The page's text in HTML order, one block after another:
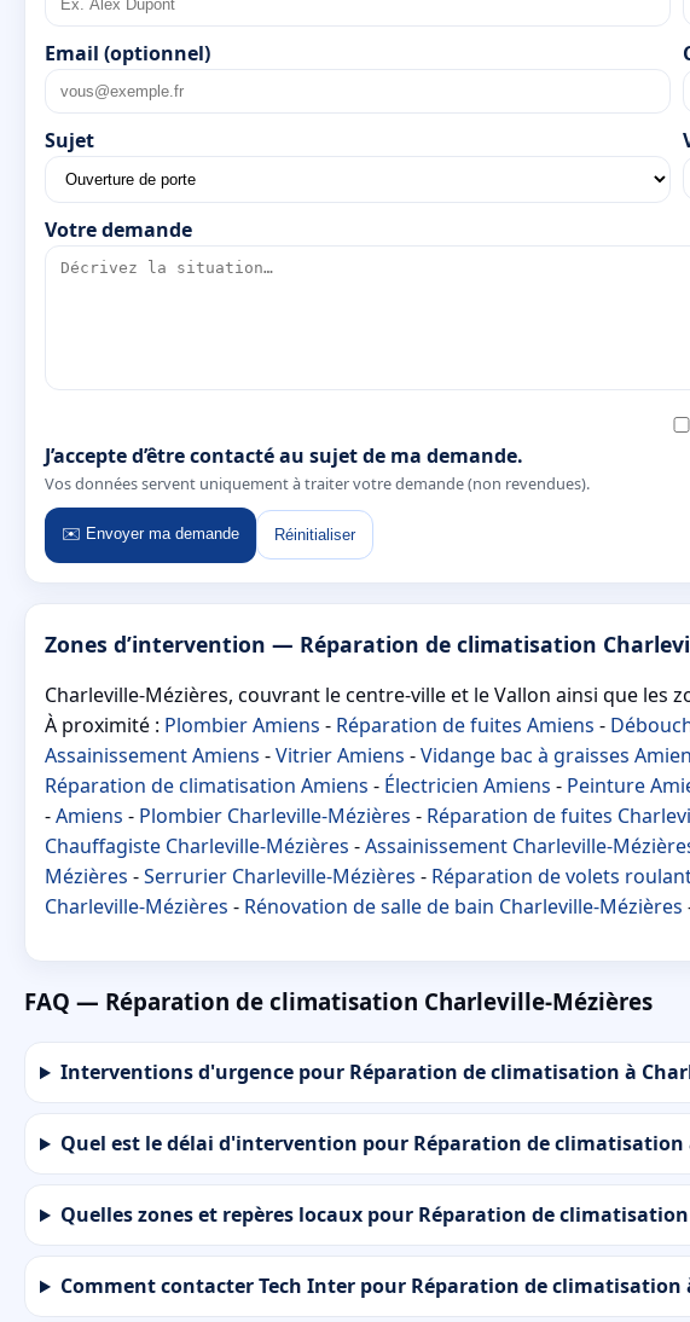
Email (optionnel)
Sujet
Votre demande
J’accepte d’être contacté au sujet de ma demande.
Vos données servent uniquement à traiter votre demande (non revendues).
✉️ Envoyer ma demande Réinitialiser
Zones d’intervention — Réparation de climatisation
Charleville-Mézières, couvrant le centre-ville et le Vallon ainsi que les
À proximité : Plombier Amiens - Réparation de fuites Amiens -
Assainissement Amiens -Vitrier Amiens -Vidange bac à graisses
Réparation de climatisation Amiens - Électricien Amiens - Peinture
-Amiens - Plombier Charleville-Mézières - Réparation de fuites
Chauffagiste Charleville-Mézières -Assainissement Charleville-
Mézières -Serrurier Charleville-Mézières - Réparation de volets
Charleville-Mézières - Rénovation de salle de bain Charleville-Mézières
FAQ — Réparation de climatisation Charleville-Mézières
Interventions d'urgence pour Réparation de climatisation à
Quel est le délai d'intervention pour Réparation de climatisation
Quelles zones et repères locaux pour Réparation de
Comment contacter Tech Inter pour Réparation de climatisation